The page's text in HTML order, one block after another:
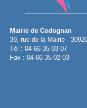
Mairie de Codognan
39, rue de la Mairie -
Tél : 04 66 35 03 07
Fax : 04 66 35 02 03